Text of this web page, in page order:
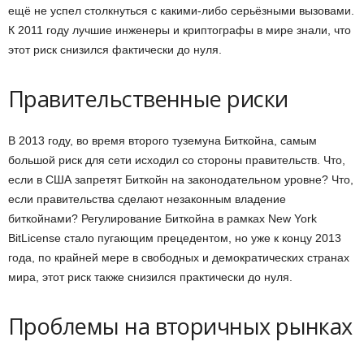
ещё не успел столкнуться с какими-либо серьёзными вызовами.
К 2011 году лучшие инженеры и криптографы в мире знали, что
этот риск снизился фактически до нуля.
Правительственные риски
В 2013 году, во время второго туземуна Биткойна, самым
большой риск для сети исходил со стороны правительств. Что,
если в США запретят Биткойн на законодательном уровне? Что,
если правительства сделают незаконным владение
биткойнами? Регулирование Биткойна в рамках New York
BitLicense стало пугающим прецедентом, но уже к концу 2013
года, по крайней мере в свободных и демократических странах
мира, этот риск также снизился практически до нуля.
Проблемы на вторичных рынках